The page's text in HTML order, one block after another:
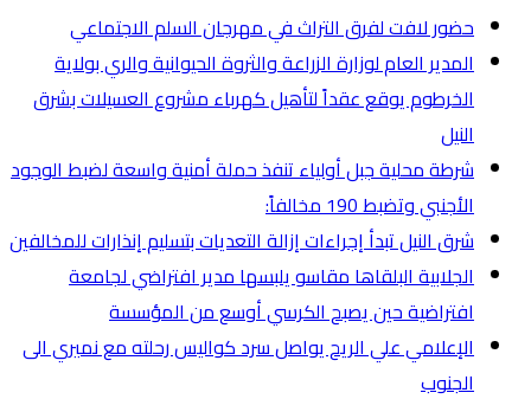
حضور لافت لفرق التراث في مهرجان السلم الاجتماعي
المدير العام لوزارة الزراعة والثروة الحيوانية والري بولاية
الخرطوم يوقع عقداً لتأهيل كهرباء مشروع العسيلات بشرق
النيل
شرطة محلية جبل أولياء تنفذ حملة أمنية واسعة لضبط الوجود
الأجنبي وتضبط 190 مخالفاً:
شرق النيل تبدأ إجراءات إزالة التعديات بتسليم إنذارات للمخالفين
الجلابية البلقاها مقاسو يلبسها ​مدير افتراضي لجامعة
افتراضية حين يصبح الكرسي أوسع من المؤسسة
الإعلامي علي الريح يواصل سرد كواليس رحلته مع نميري الى
الجنوب